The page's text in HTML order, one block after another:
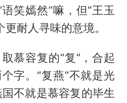
笑嫣然”嘛，但“王玉
耐人寻味的意境。
慕容复的“复”，合起
字。“复燕”不就是光
不就是慕容复的毕生